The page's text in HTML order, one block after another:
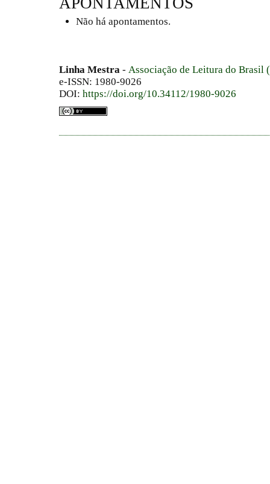
Não há apontamentos.
Linha Mestra - Associação de Leitura do Brasil
e-ISSN: 1980-9026
DOI: https://doi.org/10.34112/1980-9026